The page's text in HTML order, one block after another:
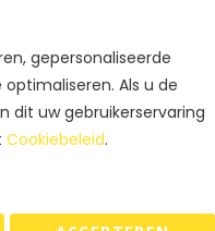
gepersonaliseerde
Als u de
dit uw gebruikerservaring
Cookiebeleid.
?